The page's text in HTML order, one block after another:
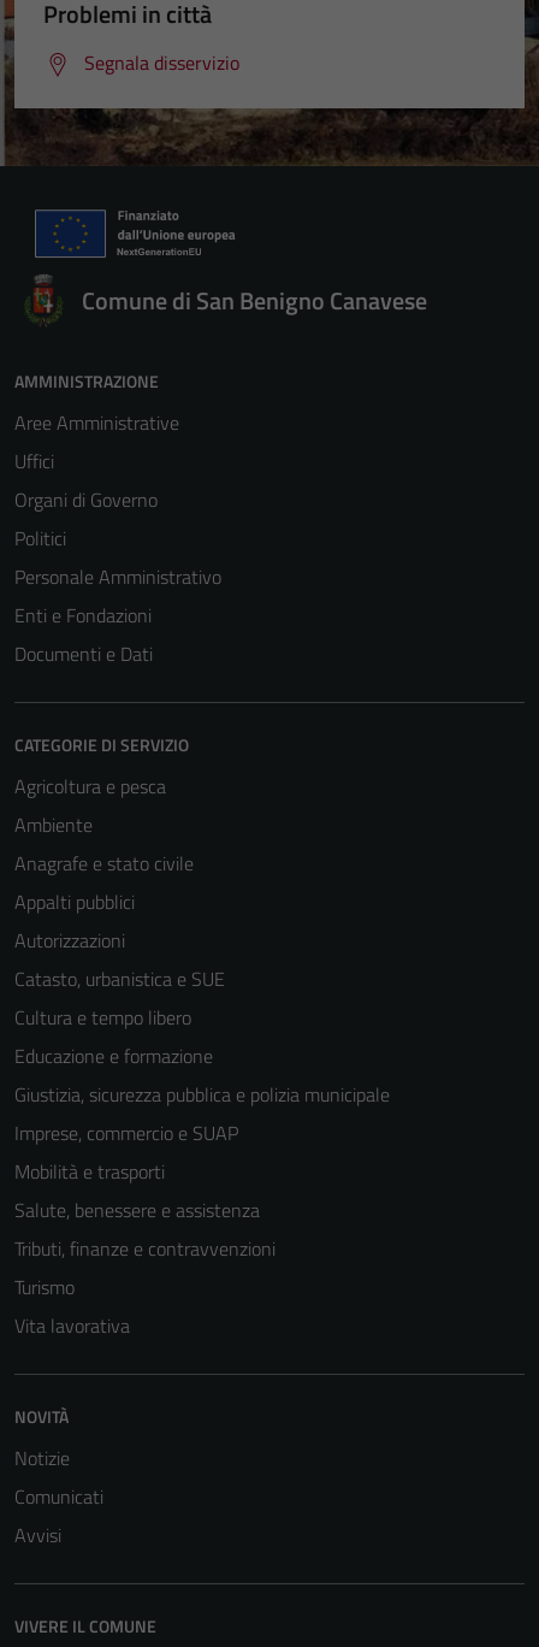
Problemi in città
Segnala disservizio
Comune di San Benigno Canavese
AMMINISTRAZIONE
Aree Amministrative
Uffici
Organi di Governo
Politici
Personale Amministrativo
Enti e Fondazioni
Documenti e Dati
CATEGORIE DI SERVIZIO
Agricoltura e pesca
Ambiente
Anagrafe e stato civile
Appalti pubblici
Autorizzazioni
Catasto, urbanistica e SUE
Cultura e tempo libero
Educazione e formazione
Giustizia, sicurezza pubblica e polizia municipale
Imprese, commercio e SUAP
Mobilità e trasporti
Salute, benessere e assistenza
Tributi, finanze e contravvenzioni
Turismo
Vita lavorativa
NOVITÀ
Notizie
Comunicati
Avvisi
VIVERE IL COMUNE